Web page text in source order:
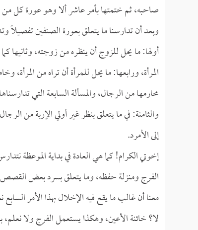
صاحبه، ثم ختمتها بأمر عاشر ألا وهو عورة كل من
وبعد أن تدارسنا ما يتعلق بعورة الصنفين تفصيلاً
أولها: ما يحل للزوج أن ينظره من زوجته، وثانيها
المرأة، ورابعها: ما يحل للمرأة أن تراه من
محارمها من الرجال، والمسألة السابعة التي
والثامنة: في ما يتعلق بنظر غير أولي الإربة من
إلى الأمرد.
إخوتي الكرام! كما هي العادة في بداية الموعظة
الفرج ومنزلة حفظه، وما يتعلق بسرد بعض القصص
معنا أن غالب ما يقع فيه الإخلال بهذا الأمر
لا؟ خائنة الأعين، وهكذا يستعمل الفرج ولا